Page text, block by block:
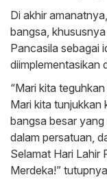
Di akhir
bangsa,
Pancasila sebagai
diimplementasikan
“Mari kita
Mari kita tunjukkan
bangsa besar
dalam persatuan,
Selamat Hari Lahir
Merdeka!”